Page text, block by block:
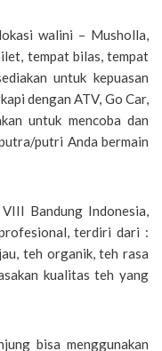
walini – Musholla,
tempat bilas, tempat
untuk kepuasan
dengan ATV, Go Car,
untuk mencoba dan
putri Anda bermain
Bandung Indonesia,
terdiri dari :
teh organik, teh rasa
kualitas teh yang
bisa menggunakan